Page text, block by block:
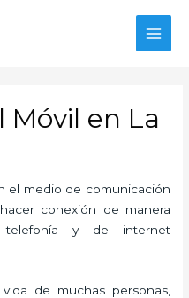
Móvil en La
el medio de comunicación
conexión de manera
telefonía y de internet
de muchas personas,